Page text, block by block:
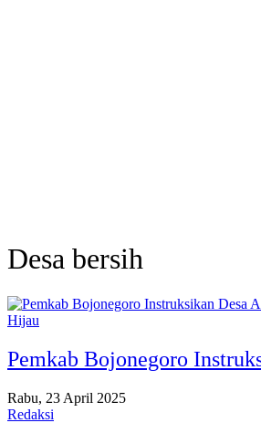
Desa bersih
Hijau
Pemkab Bojonegoro
Rabu, 23 April 2025
Redaksi